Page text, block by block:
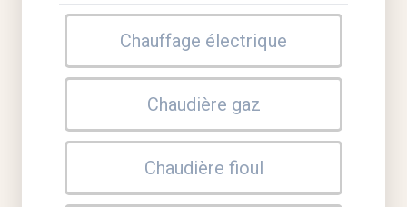
Chauffage électrique
Chaudière gaz
Chaudière fioul